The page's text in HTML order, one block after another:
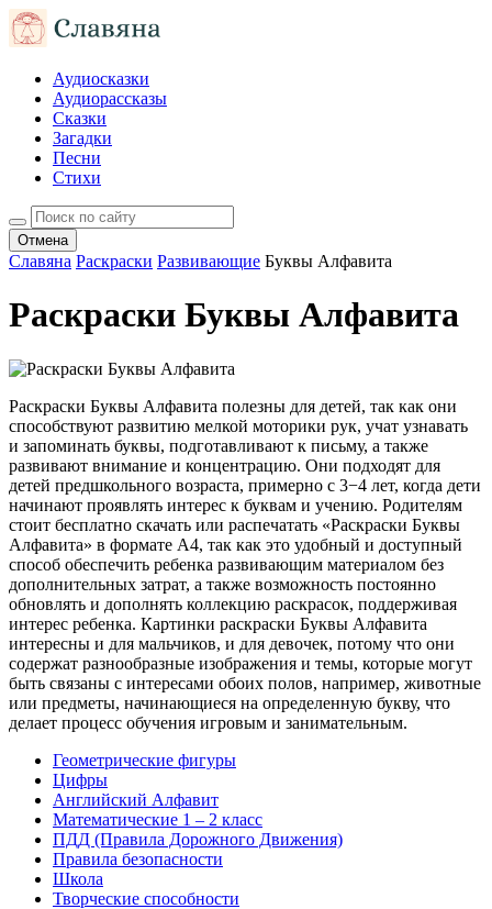
Аудиосказки
Аудиорассказы
Сказки
Загадки
Песни
Стихи
Отмена
Славяна Раскраски Развивающие Буквы Алфавита
Раскраски Буквы Алфавита
Раскраски Буквы Алфавита полезны для детей, так как они
способствуют развитию мелкой моторики рук, учат узнавать
и запоминать буквы, подготавливают к письму, а также
развивают внимание и концентрацию. Они подходят для
детей предшкольного возраста, примерно с 3−4 лет, когда дети
начинают проявлять интерес к буквам и учению. Родителям
стоит бесплатно скачать или распечатать «Раскраски Буквы
Алфавита» в формате A4, так как это удобный и доступный
способ обеспечить ребенка развивающим материалом без
дополнительных затрат, а также возможность постоянно
обновлять и дополнять коллекцию раскрасок, поддерживая
интерес ребенка. Картинки раскраски Буквы Алфавита
интересны и для мальчиков, и для девочек, потому что они
содержат разнообразные изображения и темы, которые могут
быть связаны с интересами обоих полов, например, животные
или предметы, начинающиеся на определенную букву, что
делает процесс обучения игровым и занимательным.
Геометрические фигуры
Цифры
Английский Алфавит
Математические 1 – 2 класс
ПДД (Правила Дорожного Движения)
Правила безопасности
Школа
Творческие способности